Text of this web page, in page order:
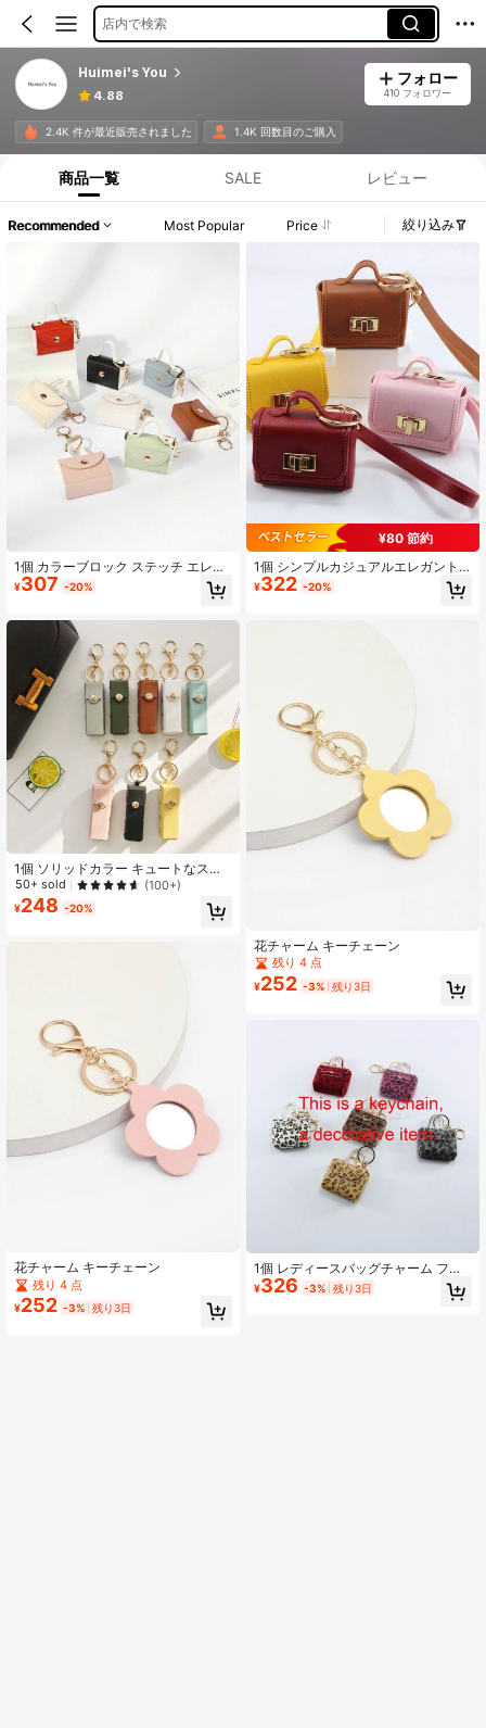
店内で検索
Huimei's You
4.88
フォロー
410 フォロワー
2.4K 件が最近販売されました 1.4K 回数目のご購入
商品一覧 SALE レビュー
Recommended Most Popular Price 絞り込み
1個 カラーブロック ステッチ エレガ
ントなストリートウェア PUレザー
キーチェーン 回転ロック&コインケ
キュートなゴシック Y2K バッグアク
セサリー ランヤード IDホルダー付き
カーアクセサリー バッグチャーム 母
の日、父の日、卒業、教師への贈り
物
¥307 -20%
1個 ソリッドカラー キュートなスト
リートスタイル 亜鉛合金キーチェー
ン、PUレザー リップグロスバッグチ
ャーム、マルチカラー バックパック
50+ sold (100+)
¥248 -20%
花チャーム キーチェーン
残り 4 点
¥252 -3% 残り3日
¥80 節約
1個 シンプルカジュアルエレガントP
Uレザーキーチェーン、回転ロック
式デザイン、ミニバッグデコレーシ
¥322 -20%
花チャーム キーチェーン
残り 4 点
¥252 -3% 残り3日
1個 レディースバッグチャーム ファ
ッショナブルなキーチェーン 日常生
活 車のアクセサリー 学校 かわいい
¥326 -3% 残り3日